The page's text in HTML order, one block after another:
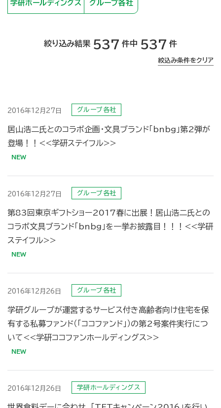
学研ホールディングス グループ各社
絞込み条件をクリア
絞り込み結果 537 件中 537 件
2016年12月27日 グループ各社
居山浩二氏とのコラボ企画・文具ブランド「bnbg」第2弾が
登場！！<<学研ステイフル>>
2016年12月27日 グループ各社
第83回東京ギフトショー2017春に出展！居山浩二氏との
コラボ文具ブランド「bnbg」を一挙お披露目！！！<<学研
ステイフル>>
2016年12月26日 グループ各社
学研グループが運営するサービス付き高齢者向け住宅を保
有する私募ファンド（「ココファンド」）の第2号案件実行につ
いて<<学研ココファンホールディングス>>
2016年12月26日 学研ホールディングス